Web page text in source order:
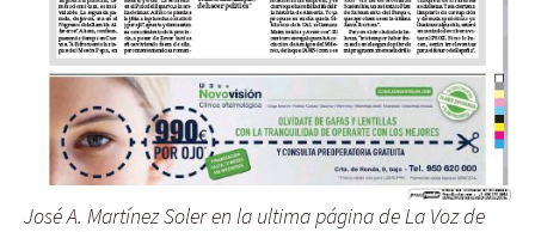
José A. Martínez Soler en la ultima página de La Voz de